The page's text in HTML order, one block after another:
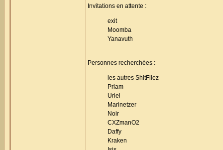
Invitations en attente :
exit
Moomba
Yanavuth
Personnes recherchées :
les autres ShitFliez
Priam
Uriel
Marinetzer
Noir
CXZmanO2
Daffy
Kraken